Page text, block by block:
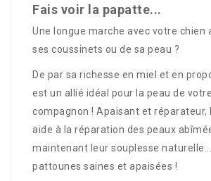
Fais voir la papatte...
Une longue marche avec votre chien
ses coussinets ou de sa peau ?
De par sa richesse en miel et en
est un allié idéal pour la peau de
compagnon ! Apaisant et
aide à la réparation des peaux
maintenant leur souplesse
pattounes saines et apaisées !